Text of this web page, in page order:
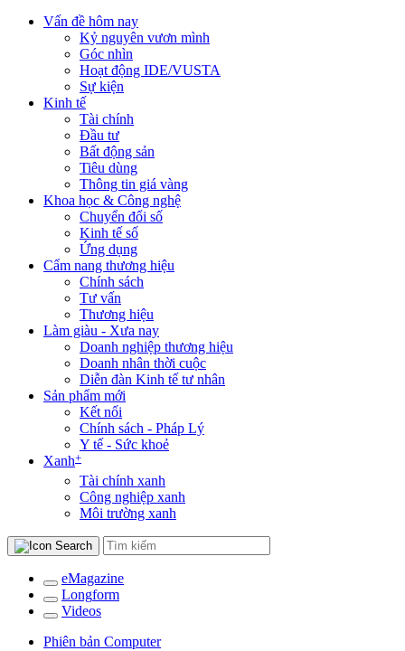
Vấn đề hôm nay
Kỷ nguyên vươn mình
Góc nhìn
Hoạt động IDE/VUSTA
Sự kiện
Kinh tế
Tài chính
Đầu tư
Bất động sản
Tiêu dùng
Thông tin giá vàng
Khoa học & Công nghệ
Chuyển đổi số
Kinh tế số
Ứng dụng
Cẩm nang thương hiệu
Chính sách
Tư vấn
Thương hiệu
Làm giàu - Xưa nay
Doanh nghiệp thương hiệu
Doanh nhân thời cuộc
Diễn đàn Kinh tế tư nhân
Sản phẩm mới
Kết nối
Chính sách - Pháp Lý
Y tế - Sức khoẻ
Xanh+
Tài chính xanh
Công nghiệp xanh
Môi trường xanh
eMagazine
Longform
Videos
Phiên bản Computer